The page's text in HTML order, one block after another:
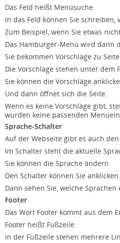
Das Feld heißt Menüsuche.
In das Feld können Sie schreiben,
Zum Beispiel, wenn Sie etwas
Das Hamburger-Menü wird dann
Sie bekommen Vorschläge zu
Die Vorschläge stehen unter dem
Sie können die Vorschläge
Und dann öffnet sich die Seite.
Wenn es keine Vorschläge gibt,
wurden keine passenden
Sprache-Schalter
Auf der Webseite gibt es auch
Im Schalter steht die aktuelle
Sie können die Sprache ändern.
Den Schalter können Sie anklicken.
Dann sehen Sie, welche Sprachen
Footer
Das Wort Footer kommt aus dem
Footer heißt Fußzeile.
In der Fußzeile stehen mehrere